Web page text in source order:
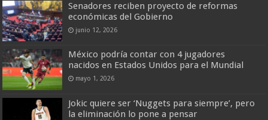
Senadores reciben proyecto de reformas
económicas del Gobierno
junio 12, 2026
México podría contar con 4 jugadores
nacidos en Estados Unidos para el Mundial
mayo 1, 2026
Jokic quiere ser ‘Nuggets para siempre’, pero
la eliminación lo pone a pensar